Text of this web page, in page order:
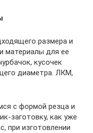
размера и
материалы для ее
кусочек
диаметра. ЛКМ,
с формой резца и
заготовку, как уже
при изготовлении